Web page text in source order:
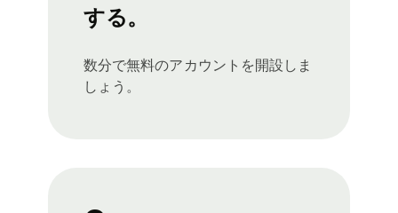
する。
数分で無料のアカウントを開設しま
しょう。